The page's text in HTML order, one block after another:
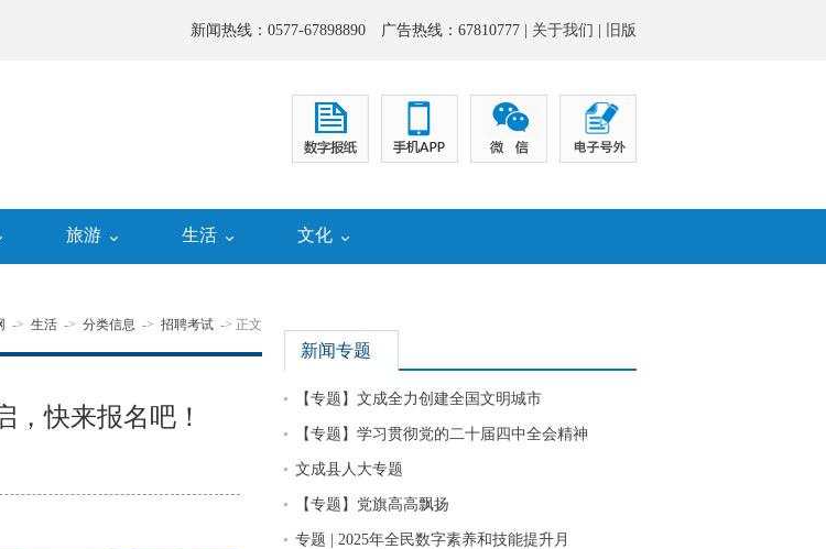
新闻热线：0577-67898890 广告热线：67810777 | 关于我们 旧版
旅游 生活 文化
-> 生活 -> 分类信息 -> 招聘考试 -> 正文
，快来报名吧！
新闻专题
【专题】文成全力创建全国文明城市
【专题】学习贯彻党的二十届四中全会精神
文成县人大专题
【专题】党旗高高飘扬
专题 | 2025年全民数字素养和技能提升月